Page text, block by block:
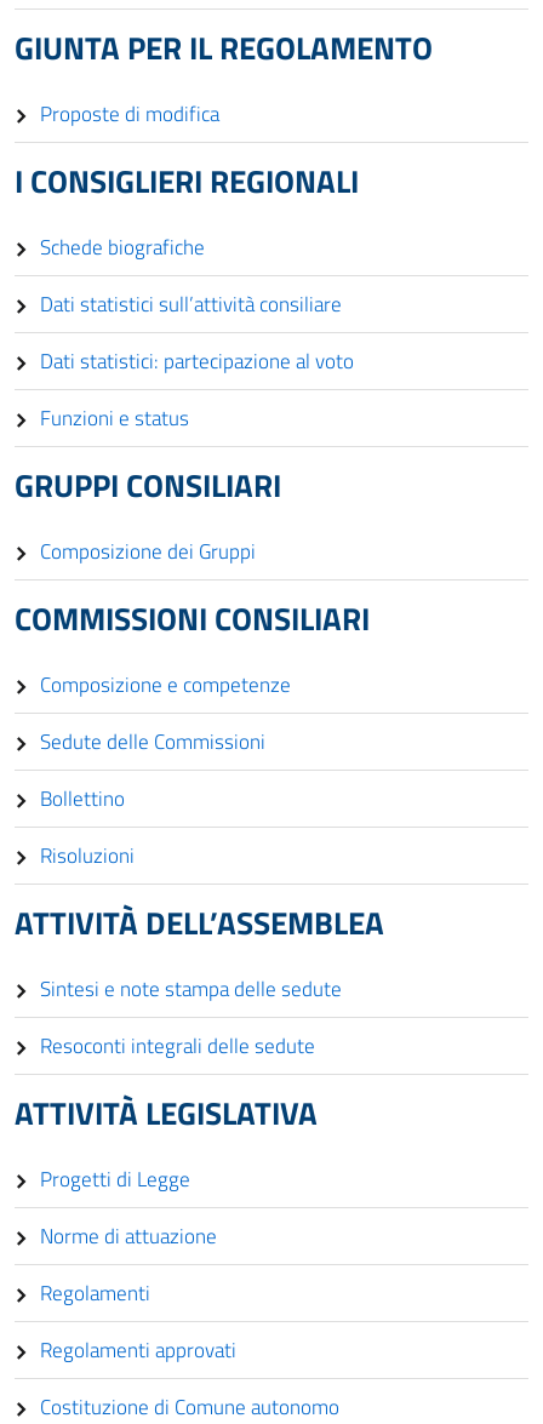
GIUNTA PER IL REGOLAMENTO
Proposte di modifica
I CONSIGLIERI REGIONALI
Schede biografiche
Dati statistici sull’attività consiliare
Dati statistici: partecipazione al voto
Funzioni e status
GRUPPI CONSILIARI
Composizione dei Gruppi
COMMISSIONI CONSILIARI
Composizione e competenze
Sedute delle Commissioni
Bollettino
Risoluzioni
ATTIVITÀ DELL’ASSEMBLEA
Sintesi e note stampa delle sedute
Resoconti integrali delle sedute
ATTIVITÀ LEGISLATIVA
Progetti di Legge
Norme di attuazione
Regolamenti
Regolamenti approvati
Costituzione di Comune autonomo